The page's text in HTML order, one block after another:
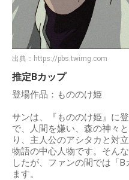
出典： https://pbs.twimg.com
推定Bカップ
登場作品：もののけ姫
サンは、『もののけ姫』に
で、人間を嫌い、森の神々
り、主人公のアシタカと対
物語の中心人物です。そん
したが、ファンの間では「
ます。